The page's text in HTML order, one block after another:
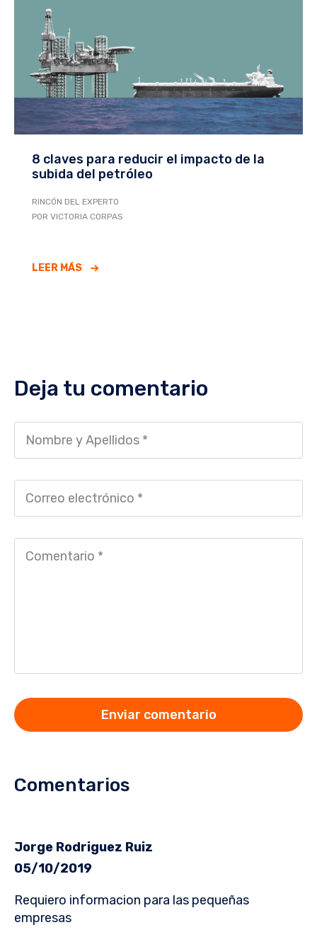
8 claves para reducir el impacto de la
subida del petróleo
RINCÓN DEL EXPERTO
POR VICTORIA CORPAS
LEER MÁS
Deja tu comentario
Comentarios
Jorge Rodriguez Ruiz
05/10/2019
Requiero informacion para las pequeñas
empresas